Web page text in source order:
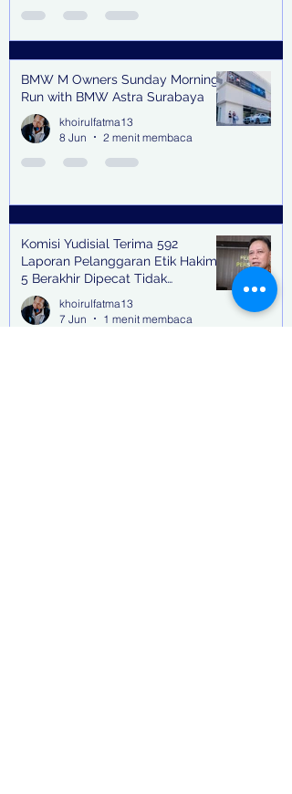
BMW M Owners Sunday Morning
Run with BMW Astra Surabaya
khoirulfatma13
8 Jun
2 menit membaca
Komisi Yudisial Terima 592
Laporan Pelanggaran Etik Hakim,
5 Berakhir Dipecat Tidak
Terhormat
khoirulfatma13
7 Jun
1 menit membaca